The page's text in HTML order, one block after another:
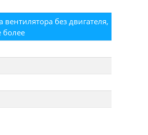
вентилятора без двигателя,
более